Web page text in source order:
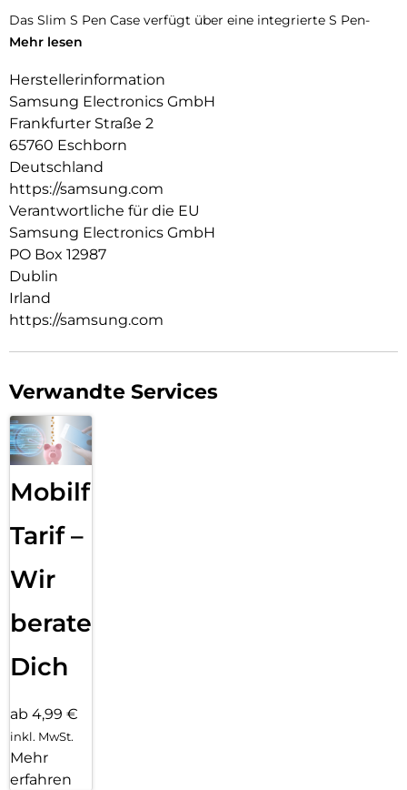
Das Slim S Pen Case verfügt über eine integrierte S Pen-
Halterung an der Rückseite, sodass er schnell griffbereit ist,
Smartphones bleibt dabei erhalten. Mit seinen trendigen
Farboptionen bietet das Case eine elegante und schlanke
Lösung, um deinen S Pen sicher aufzubewahren.
Der S Pen ist schnell zur Hand:
Spare dir die Suche nach deinem S Pen. Mit einem einfachen
Knopfdruck löst du den S Pen und machst ihn einsatzbereit.
Und mit einem Klick lässt er sich wieder an seinen Platz
verstauen.
Mehr lesen
Herstellerinformation
Samsung Electronics GmbH
Frankfurter Straße 2
65760 Eschborn
Deutschland
https://samsung.com
Verantwortliche für die EU
Samsung Electronics GmbH
PO Box 12987
Dublin
Irland
https://samsung.com
Verwandte Services
Mobilfunk
Tarif –
Wir
beraten
Dich
ab 4,99 €
inkl. MwSt.
Mehr
erfahren